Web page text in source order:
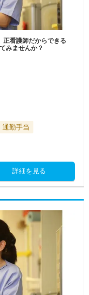
正看護師だからできる
みませんか？
通勤手当
詳細を見る